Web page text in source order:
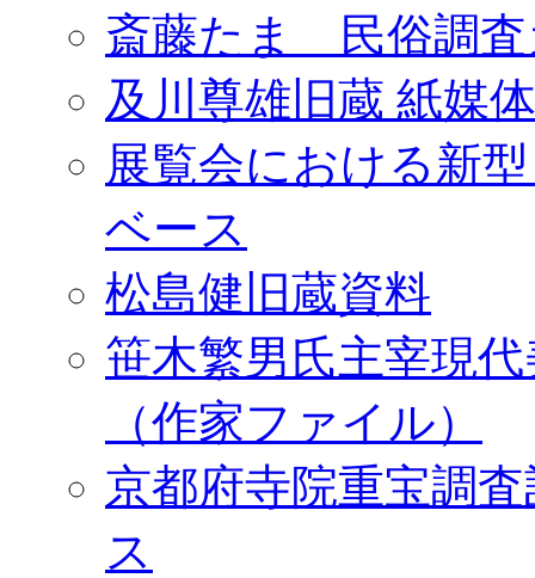
斎藤たま 民俗調査
及川尊雄旧蔵 紙媒
展覧会における新
ベース
松島健旧蔵資料
笹木繁男氏主宰現
（作家ファイル）
京都府寺院重宝調
ス